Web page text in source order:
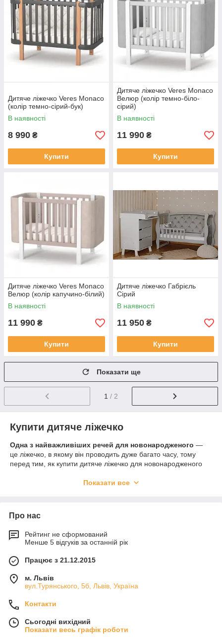
Дитяче ліжечко Veres Monaco
(колір темно-сірий-бук)
В наявності
8 990 ₴
Купити
Дитяче ліжечко Veres Monaco
Велюр (колір темно-біло-
сірий)
В наявності
11 990 ₴
Купити
Дитяче ліжечко Veres Monaco
Велюр (колір капучино-білий)
В наявності
11 990 ₴
Купити
Дитяче ліжечко Габрієль
Сірий
В наявності
11 950 ₴
Купити
Показати ще
1 / 2
Купити дитяче ліжечко
Одна з найважливіших речей для новонародженого —
це ліжечко, в якому він проводить дуже багато часу, тому
перед тим, як купити дитяче ліжечко для новонародженого
На ринку дуже багато різних моделей із різними функціями й
дуже популярні так звані ліжечка-трансформери.
Показати все
Про нас
Рейтинг не сформований
Менше 5 відгуків за останній рік
Працює з 21.12.2015
м. Львів
вул.Турянського, 5б, Львів, Україна
Контакти
Сьогодні вихідний
Показати весь графік роботи